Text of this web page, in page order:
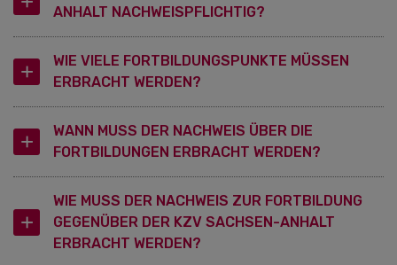
ANHALT NACHWEISPFLICHTIG?
WIE VIELE FORTBILDUNGSPUNKTE MÜSSEN
ERBRACHT WERDEN?
WANN MUSS DER NACHWEIS ÜBER DIE
FORTBILDUNGEN ERBRACHT WERDEN?
WIE MUSS DER NACHWEIS ZUR FORTBILDUNG
GEGENÜBER DER KZV SACHSEN-ANHALT
ERBRACHT WERDEN?